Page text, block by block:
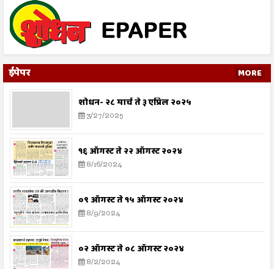
ईपेपर MORE
शोधन- २८ मार्च ते ३ एप्रिल २०२५
3/27/2025
१६ ऑगस्ट ते २२ ऑगस्ट २०२४
8/16/2024
०९ ऑगस्ट ते १५ ऑगस्ट २०२४
8/9/2024
०२ ऑगस्ट ते ०८ ऑगस्ट २०२४
8/2/2024